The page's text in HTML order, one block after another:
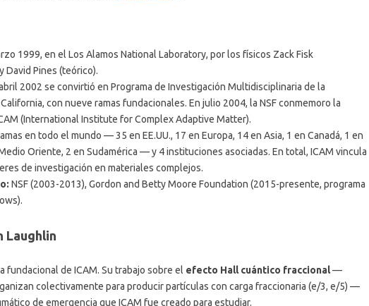
1999, en el Los Alamos National Laboratory, por los físicos Zack Fisk
David Pines (teórico).
2002 se convirtió en Programa de Investigación Multidisciplinaria de la
con nueve ramas fundacionales. En julio 2004, la NSF conmemoro la
(International Institute for Complex Adaptive Matter).
en todo el mundo — 35 en EE.UU., 17 en Europa, 14 en Asia, 1 en Canadá, 1 en
Oriente, 2 en Sudamérica — y 4 instituciones asociadas. En total, ICAM vincula
de investigación en materiales complejos.
NSF (2003-2013), Gordon and Betty Moore Foundation (2015-presente, programa
Laughlin
fundacional de ICAM. Su trabajo sobre el efecto Hall cuántico fraccional—
colectivamente para producir partículas con carga fraccionaria (e/3, e/5) —
de emergencia que ICAM fue creado para estudiar.